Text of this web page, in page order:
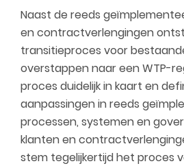
Naast de reeds
en contractverlengingen
transitieproces voor
overstappen naar een WTP-
proces duidelijk in kaart en
aanpassingen in reeds
processen, systemen en
klanten en
stem tegelijkertijd het proces